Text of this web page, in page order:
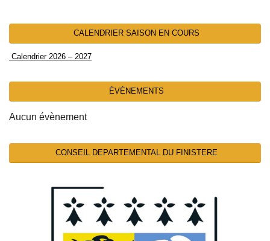
CALENDRIER SAISON EN COURS
Calendrier 2026 – 2027
ÉVÉNEMENTS
Aucun évènement
CONSEIL DEPARTEMENTAL DU FINISTERE